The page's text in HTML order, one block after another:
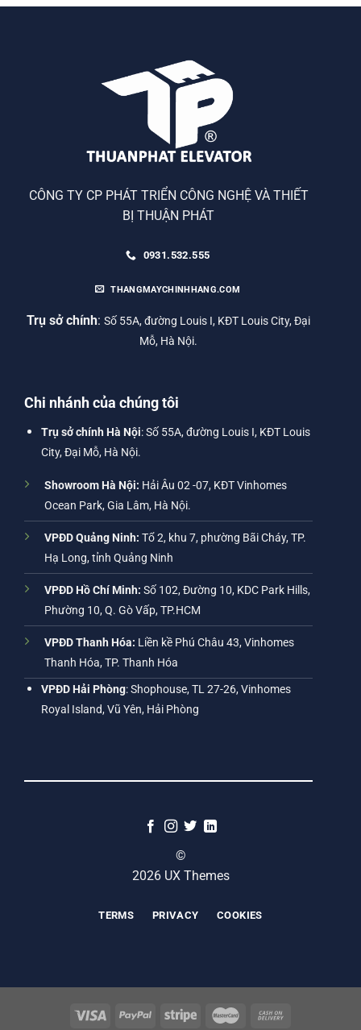
CÔNG TY CP PHÁT TRIỂN CÔNG NGHỆ VÀ THIẾT
BỊ THUẬN PHÁT
0931.532.555
THANGMAYCHINHHANG.COM
Trụ sở chính: Số 55A, đường Louis I, KĐT Louis City, Đại
Mỗ, Hà Nội.
Chi nhánh của chúng tôi
Trụ sở chính Hà Nội: Số 55A, đường Louis I, KĐT Louis
City, Đại Mỗ, Hà Nội.
Showroom Hà Nội: Hải Âu 02 -07, KĐT Vinhomes
Ocean Park, Gia Lâm, Hà Nội.
VPĐD Quảng Ninh: Tổ 2, khu 7, phường Bãi Cháy, TP.
Hạ Long, tỉnh Quảng Ninh
VPĐD Hồ Chí Minh: Số 102, Đường 10, KDC Park Hills,
Phường 10, Q. Gò Vấp, TP.HCM
VPĐD Thanh Hóa: Liền kề Phú Châu 43, Vinhomes
Thanh Hóa, TP. Thanh Hóa
VPĐD Hải Phòng: Shophouse, TL 27-26, Vinhomes
Royal Island, Vũ Yên, Hải Phòng
©
2026 UX Themes
TERMS PRIVACY COOKIES